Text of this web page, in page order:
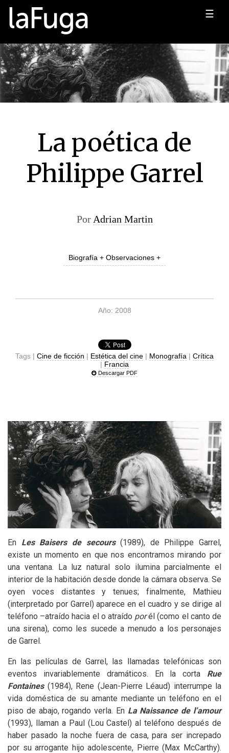
☰
La poética de
Philippe Garrel
Por Adrian Martin
Biografía + Observaciones +
Año: 2008
Tags | Cine de ficción | Estética del cine | Monografía | Crítica
| Francia
Descargar PDF
En Les Baisers de secours(1989), de Philippe Garrel,
existe un momento en que nos encontramos mirando por
una ventana. La luz natural solo ilumina parcialmente el
interior de la habitación desde donde la cámara observa. Se
oyen voces distantes y tenues; finalmente, Mathieu
(interpretado por Garrel) aparece en el cuadro y se dirige al
teléfono –atraído hacia el o atraído porél (como el canto de
una sirena), como les sucede a menudo a los personajes
de Garrel.
En las películas de Garrel, las llamadas telefónicas son
eventos invariablemente dramáticos. En la corta Rue
Fontaines(1984), Rene (Jean-Pierre Léaud) interrumpe la
vida doméstica de su amante mediante un teléfono en el
piso de abajo, rogando verla. En La Naissance de l’amour
(1993), llaman a Paul (Lou Castel) al teléfono después de
haber pasado la noche fuera de casa, para ser increpado
por su arrogante hijo adolescente, Pierre (Max McCarthy).